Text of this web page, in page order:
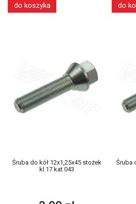
do koszyka do
Śruba do kół 12x1,25x45 stożek
kl.17 kat.043
Śruba